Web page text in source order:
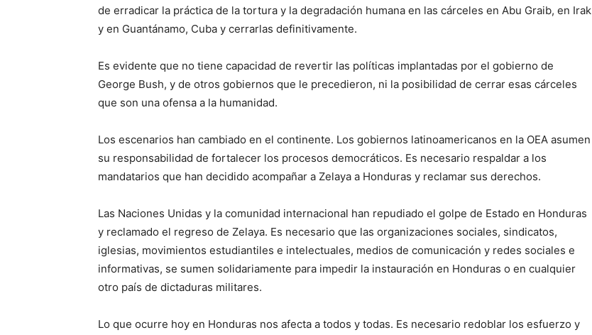
de erradicar la práctica de la tortura y la degradación humana en las cárceles en Abu Graib, en Irak
y en Guantánamo, Cuba y cerrarlas definitivamente.
Es evidente que no tiene capacidad de revertir las políticas implantadas por el gobierno de
George Bush, y de otros gobiernos que le precedieron, ni la posibilidad de cerrar esas cárceles
que son una ofensa a la humanidad.
Los escenarios han cambiado en el continente. Los gobiernos latinoamericanos en la OEA asumen
su responsabilidad de fortalecer los procesos democráticos. Es necesario respaldar a los
mandatarios que han decidido acompañar a Zelaya a Honduras y reclamar sus derechos.
Las Naciones Unidas y la comunidad internacional han repudiado el golpe de Estado en Honduras
y reclamado el regreso de Zelaya. Es necesario que las organizaciones sociales, sindicatos,
iglesias, movimientos estudiantiles e intelectuales, medios de comunicación y redes sociales e
informativas, se sumen solidariamente para impedir la instauración en Honduras o en cualquier
otro país de dictaduras militares.
Lo que ocurre hoy en Honduras nos afecta a todos y todas. Es necesario redoblar los esfuerzo y